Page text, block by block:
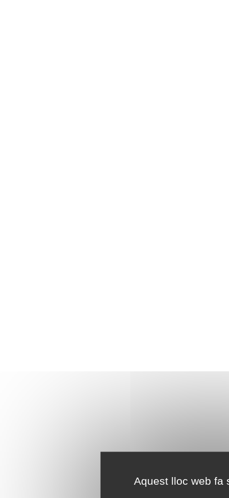
Aquest lloc web fa